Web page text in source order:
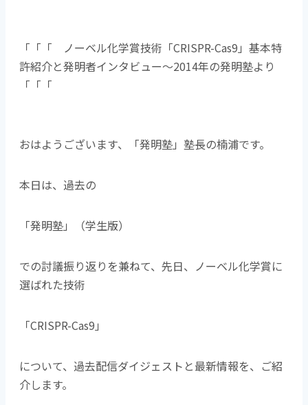
「「「 ノーベル化学賞技術「CRISPR-Cas9」基本特
許紹介と発明者インタビュー～2014年の発明塾より
「「「
おはようございます、「発明塾」塾長の楠浦です。
本日は、過去の
「発明塾」（学生版）
での討議振り返りを兼ねて、先日、ノーベル化学賞に
選ばれた技術
「CRISPR-Cas9」
について、過去配信ダイジェストと最新情報を、ご紹
介します。